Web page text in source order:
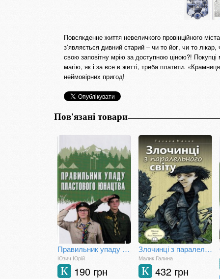
Повсякденне життя невеличкого провінційного
з’являється дивний старий – чи то йог, чи то
свою заповітну мрію за доступною ціною?!
магію, як і за все в житті, треба платити.
неймовірних пригод!
Пов'язані товари
Правильник упаду пластового юнацтва
Юзич Юрій
190 грн
К
Злочинці з паралельного світу
Малик Галина
432 грн
К